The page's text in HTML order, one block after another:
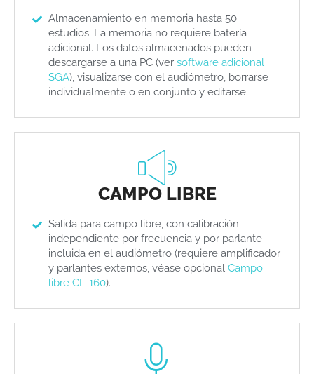
Almacenamiento en memoria hasta 50
estudios. La memoria no requiere batería
adicional. Los datos almacenados pueden
descargarse a una PC (ver software adicional
SGA), visualizarse con el audiómetro, borrarse
individualmente o en conjunto y editarse.
CAMPO LIBRE
Salida para campo libre, con calibración
independiente por frecuencia y por parlante
incluida en el audiómetro (requiere amplificador
y parlantes externos, véase opcional Campo
libre CL-160).